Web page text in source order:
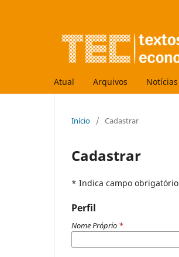
Atual Arquivos Notícias
Início / Cadastrar
Cadastrar
* Indica campo obrigatório
Perfil
Nome Próprio *